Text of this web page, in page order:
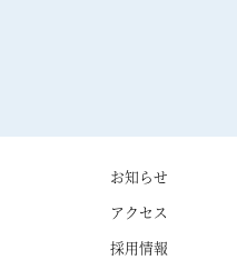
お知らせ
アクセス
採用情報